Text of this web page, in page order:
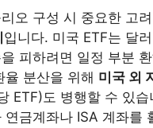
오 구성 시 중요한 고
입니다. 미국 ETF는 달
피하려면 일정 부분
율 분산을 위해 미국 외
ETF)도 병행할 수 있
연금계좌나 ISA 계좌를